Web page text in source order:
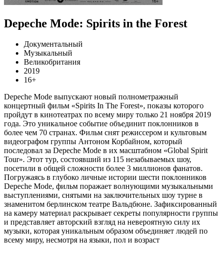
Depeche Mode: Spirits in the Forest
Документальный
Музыкальный
Великобритания
2019
16+
Depeche Mode выпускают новый полнометражный
концертный фильм «Spirits In The Forest», показы которого
пройдут в кинотеатрах по всему миру только 21 ноября 2019
года. Это уникальное событие объединит поклонников в
более чем 70 странах. Фильм снят режиссером и культовым
видеографом группы Антоном Корбайном, который
последовал за Depeche Mode в их масштабном «Global Spirit
Tour». Этот тур, состоявший из 115 незабываемых шоу,
посетили в общей сложности более 3 миллионов фанатов.
Погружаясь в глубоко личные истории шести поклонников
Depeche Mode, фильм поражает волнующими музыкальными
выступлениями, снятыми на заключительных шоу турне в
знаменитом берлинском театре Вальдбюне. Зафиксированный
на камеру материал раскрывает секреты популярности группы
и представляет авторский взгляд на невероятную силу их
музыки, которая уникальным образом объединяет людей по
всему миру, несмотря на языки, пол и возраст